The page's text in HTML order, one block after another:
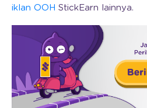
iklan OOH StickEarn lainnya.